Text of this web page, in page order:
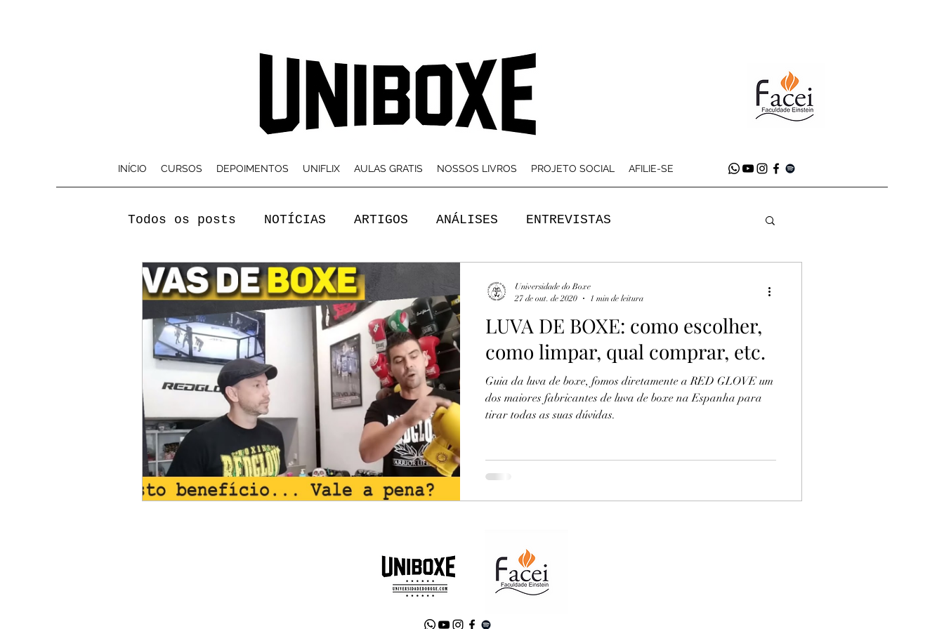
INÍCIO CURSOS DEPOIMENTOS UNIFLIX AULAS GRATIS NOSSOS LIVROS PROJETO SOCIAL AFILIE-SE
Todos os posts NOTÍCIAS ARTIGOS ANÁLISES ENTREVISTAS
LUVA DE BOXE: como escolher,
como limpar, qual comprar, etc.
Guia da luva de boxe, fomos diretamente a RED GLOVE um
dos maiores fabricantes de luva de boxe na Espanha para
tirar todas as suas dúvidas.
Universidade do Boxe
27 de out. de 2020
1 min de leitura